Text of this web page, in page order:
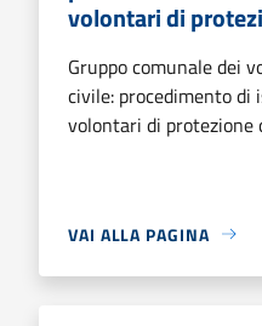
volontari di
Gruppo comunale dei
civile: procedimento di
volontari di protezione
VAI ALLA PAGINA